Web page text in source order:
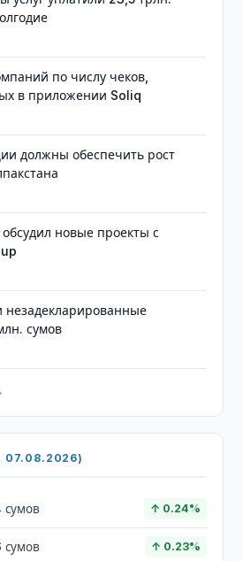
по числу чеков,
в приложении Soliq
должны обеспечить рост
новые проекты с
незадекларированные
сумов
сумов ↑ 0.24%
сумов ↑ 0.23%